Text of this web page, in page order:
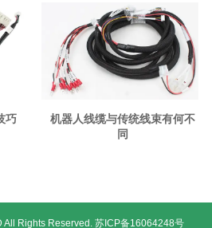
巧
机器人线缆与传统线束有何不
同
All Rights Reserved. 苏ICP备16064248号